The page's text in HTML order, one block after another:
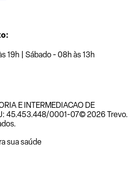
19h | Sábado - 08h às 13h
E INTERMEDIACAO DE
45.453.448/0001-07© 2026 Trevo.
sua saúde